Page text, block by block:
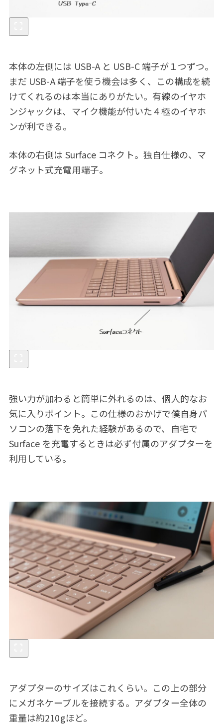
本体の左側には USB-A と USB-C 端子が１つずつ。
まだ USB-A 端子を使う機会は多く、この構成を続
けてくれるのは本当にありがたい。有線のイヤホ
ンジャックは、マイク機能が付いた４極のイヤホ
ンが利できる。
本体の右側は Surface コネクト。独自仕様の、マ
グネット式充電用端子。
強い力が加わると簡単に外れるのは、個人的なお
気に入りポイント。この仕様のおかげで僕自身パ
ソコンの落下を免れた経験があるので、自宅で
Surface を充電するときは必ず付属のアダプターを
利用している。
アダプターのサイズはこれくらい。この上の部分
にメガネケーブルを接続する。アダプター全体の
重量は約210gほど。